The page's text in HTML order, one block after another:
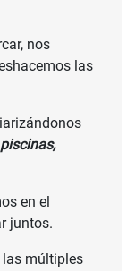
nos
las
piscinas,
en el
juntos.
las múltiples